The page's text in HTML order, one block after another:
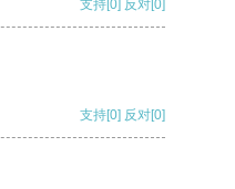
支持[0] 反对[0]
支持[0] 反对[0]